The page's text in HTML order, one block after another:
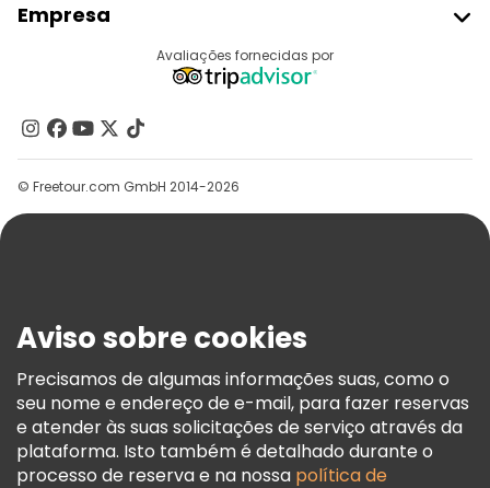
Registo Do Fornecedor
Programa De Afiliados
Empresa
Contacte-Nos
Grupos
Ajuda
Termos E Informações Legais
Política De Cookies
Freetour Prémios
Programa De Fidelidade
Avaliações fornecidas por
© Freetour.com GmbH 2014-2026
Aviso sobre cookies
Precisamos de algumas informações suas, como o
seu nome e endereço de e-mail, para fazer reservas
e atender às suas solicitações de serviço através da
plataforma. Isto também é detalhado durante o
processo de reserva e na nossa política de